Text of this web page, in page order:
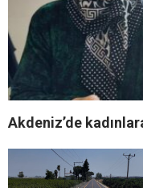
Akdeniz’de